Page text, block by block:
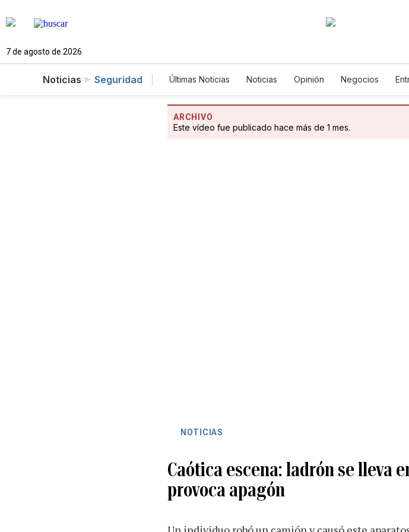
7 de agosto de 2026
Noticias Seguridad Últimas Noticias Noticias Opinión Negocios
ARCHIVO
Este vídeo fue publicado hace más de 1 mes.
NOTICIAS
Caótica escena: ladrón se lleva
provoca apagón